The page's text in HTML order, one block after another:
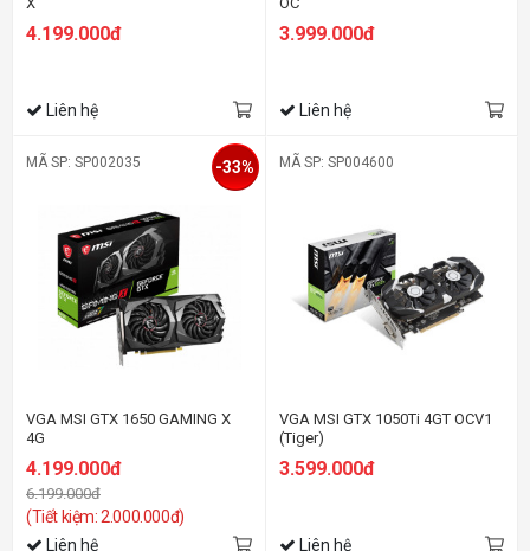
4.199.000đ
Liên hệ
3.999.000đ
Liên hệ
MÃ SP: SP002035
VGA MSI GTX 1650 GAMING X
4G
4.199.000đ
6.199.000đ
(Tiết kiệm: 2.000.000đ)
-33%
Liên hệ
MÃ SP: SP004600
VGA MSI GTX 1050Ti 4GT OCV1
(Tiger)
3.599.000đ
Liên hệ